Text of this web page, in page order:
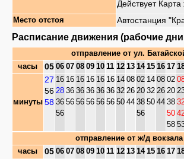
Действует
Место отстоя Автостанция
Расписание движения (рабочие
отправление от ул.
часы
05 06 07 08 09 10 11 12 13 14 15 16 17
минуты
27
56
58
16
28
36
56
16
36
56
16
36
56
16
36
56
16
36
56
16
36
56
14
32
50
08
26
44
02
20
38
56
14
32
50
08
26
44
02
20
38
50
58
отправление от ж/д вокзала
часы
05 06 07 08 09 10 11 12 13 14 15 16 17